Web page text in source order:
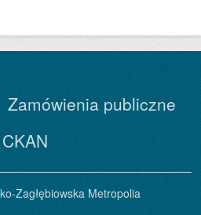
Zamówienia publiczne
CKAN
Zagłębiowska Metropolia